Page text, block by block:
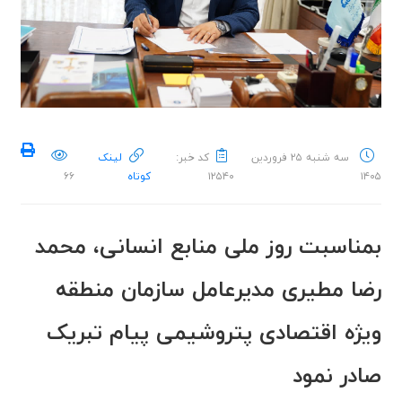
سه شنبه ۲۵ فروردین
۱۴۰۵
کد خبر:
۱۲۵۴۰
لینک
کوتاه
۶۶
بمناسبت روز ملی منابع انسانی، محمد
رضا مطیری مدیرعامل سازمان منطقه
ویژه اقتصادی پتروشیمی پیام تبریک
صادر نمود